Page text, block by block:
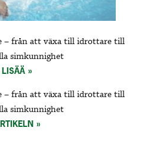
– från att växa till idrottare till
simkunnighet
LISÄÄ
– från att växa till idrottare till
simkunnighet